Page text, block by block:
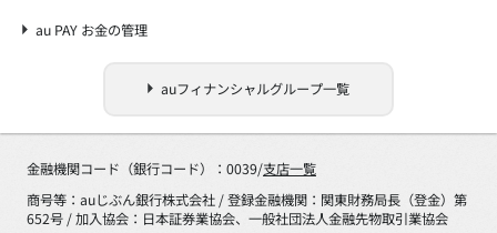
au PAY お金の管理
auフィナンシャルグループ一覧
金融機関コード（銀行コード）：0039/支店一覧
商号等：auじぶん銀行株式会社 / 登録金融機関：関東財務局長（登金）第
652号 / 加入協会：日本証券業協会、一般社団法人金融先物取引業協会